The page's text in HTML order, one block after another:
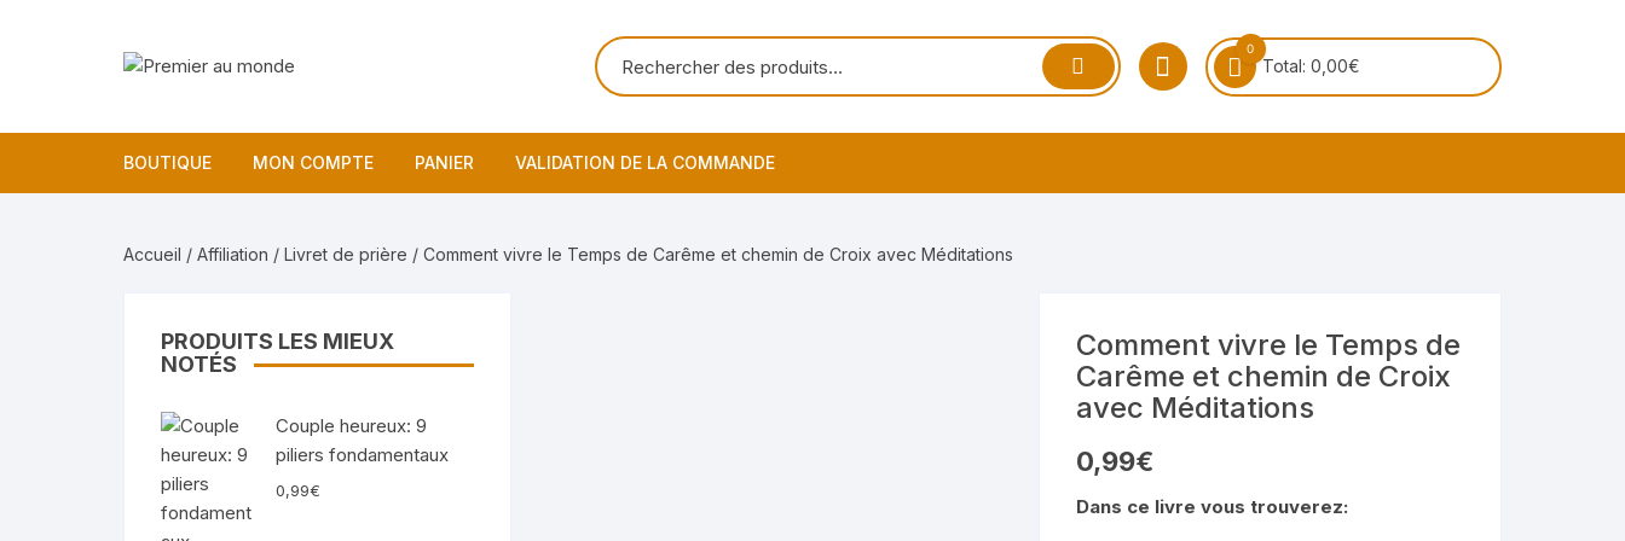
0
Total: 0,00€
BOUTIQUE MON COMPTE PANIER VALIDATION DE LA COMMANDE
Accueil / Affiliation / Livret de prière / Comment vivre le Temps de Carême et chemin de Croix avec Méditations
Comment vivre le Temps de
Carême et chemin de Croix
avec Méditations
0,99€
Dans ce livre vous trouverez:
PRODUITS LES MIEUX
NOTÉS
Couple heureux: 9
piliers fondamentaux
0,99€